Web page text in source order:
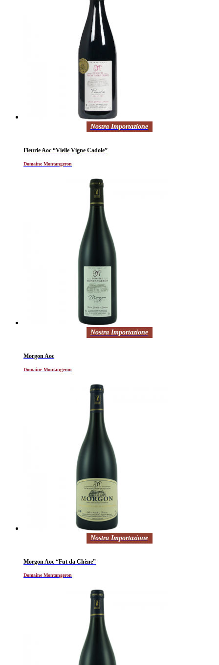
Nostra Importazione
Fleurie Aoc “Vielle Vigne Cadole”
Domaine Montangeron
Nostra Importazione
Morgon Aoc
Domaine Montangeron
Nostra Importazione
Morgon Aoc “Fut da Chène”
Domaine Montangeron